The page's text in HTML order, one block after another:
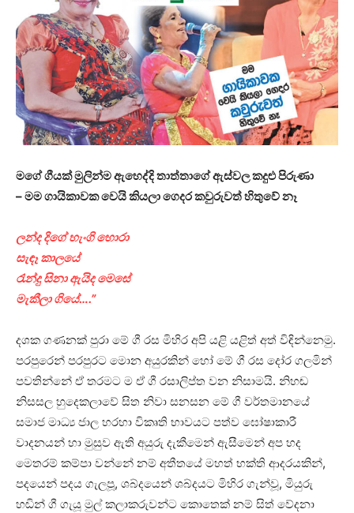
මගේ ගීයක් මුලින්ම ඇහෙද්දි තාත්තාගේ ඇස්වල කදුළු පිරුණා
– මම ගායිකාවක වෙයි කියලා ගෙදර කවුරුවත් හිතුවේ නෑ
ලන්ද දිගේ හැංගි හොරා
සැඳෑ කාලයේ
රැන්දු සිනා ඇයිද මෙසේ
මැකීලා ගියේ….”
දශක ගණනක් පුරා මේ ගී රස මිහිර අපි යළි යළිත් අත් විඳින්නෙමු.
පරපුරෙන් පරපුරට මොන අයුරකින් හෝ මේ ගී රස දෝර ගලමින්
පවතින්නේ ඒ තරමට ම ඒ ගී රසාලිප්ත වන නිසාමයි. නිහඬ
නිසසල හුදෙකලාවේ සිත නිවා සනසන මේ ගී වර්තමානයේ
සමාජ මාධ්‍ය ජාල හරහා විකෘති භාවයට පත්ව ඝෝෂාකාරී
වාදනයන් හා මුසුව ඇති අයුරු දැකීමෙන් ඇසීමෙන් අප හද
මෙතරම් කම්පා වන්නේ නම් අතීතයේ මහත් භක්ති ආදරයකින්,
පදයෙන් පදය ගැලපූ, ශබ්දයෙන් ශබ්දයට මිහිර ගැන්වූ, මියුරු
හඬින් ගී ගැයූ මුල් කලාකරුවන්ට කොතෙක් නම් සිත් වේදනා